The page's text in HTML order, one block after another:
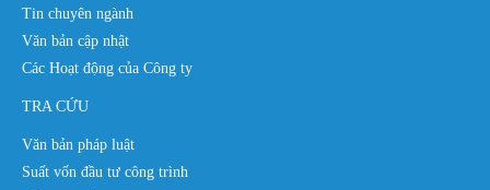
Tin chuyên ngành
Văn bản cập nhật
Các Hoạt động của Công ty
TRA CỨU
Văn bản pháp luật
Suất vốn đầu tư công trình